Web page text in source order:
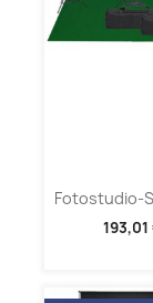
Fotostudio-
193,01